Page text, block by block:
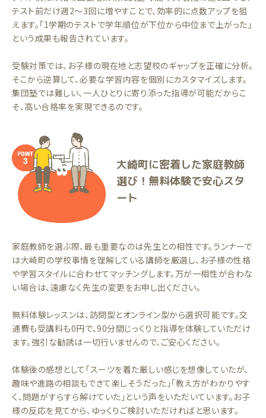
テスト前だけ週2〜3回に増やすことで、効率的に点数アップを狙
えます。「1学期のテストで学年順位が下位から中位まで上がった」
という成果も報告されています。
受験対策では、お子様の現在地と志望校のギャップを正確に分析。
そこから逆算して、必要な学習内容を個別にカスタマイズします。
集団塾では難しい、一人ひとりに寄り添った指導が可能だからこ
そ、高い合格率を実現できるのです。
大崎町に密着した家庭教師
選び！無料体験で安心スタ
ート
家庭教師を選ぶ際、最も重要なのは先生との相性です。ランナーで
は大崎町の学校事情を理解している講師を厳選し、お子様の性格
や学習スタイルに合わせてマッチングします。万が一相性が合わな
い場合は、遠慮なく先生の変更をお申し出ください。
無料体験レッスンは、訪問型とオンライン型から選択可能です。交
通費も受講料も0円で、90分間じっくりと指導を体験していただけ
ます。強引な勧誘は一切行いませんので、ご安心ください。
体験後の感想として「スーツを着た厳しい感じを想像していたが、
趣味や進路の相談もできて楽しそうだった」「教え方がわかりやす
く、問題がすらすら解けていた」という声をいただいています。お子
様の反応を見てから、ゆっくりご検討いただければと思います。